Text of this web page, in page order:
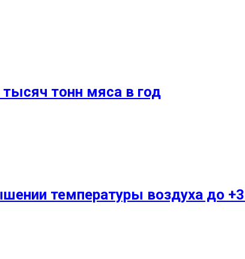
тонн мяса в год
температуры воздуха до